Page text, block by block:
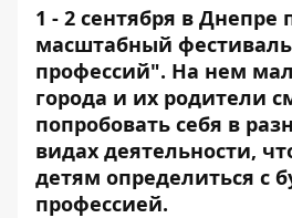
1 - 2 сентября в Днепре
масштабный
профессий". На нем
города и их родители
попробовать себя в
видах деятельности,
детям определиться с
профессией.